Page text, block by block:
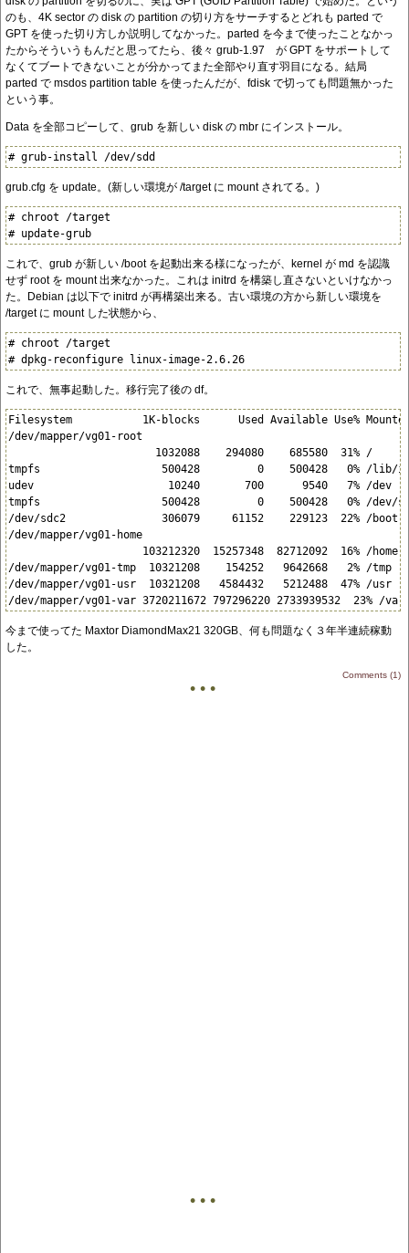
のも、4K sector の disk の partition の切り方をサーチするとどれも parted で
GPT を使った切り方しか説明してなかった。parted を今まで使ったことなかっ
たからそういうもんだと思ってたら、後々 grub-1.97 が GPT をサポートして
なくてブートできないことが分かってまた全部やり直す羽目になる。結局
parted で msdos partition table を使ったんだが、fdisk で切っても問題無かった
という事。
Data を全部コピーして、grub を新しい disk の mbr にインストール。
grub.cfg を update。(新しい環境が /target に mount されてる。)
# chroot /target
これで、grub が新しい /boot を起動出来る様になったが、kernel が md を認識
せず root を mount 出来なかった。これは initrd を構築し直さないといけなかっ
た。Debian は以下で initrd が再構築出来る。古い環境の方から新しい環境を
/target に mount した状態から、
# chroot /target
これで、無事起動した。移行完了後の df。
Filesystem           1K-blocks      Used Available Use%
/dev/mapper/vg01-root
                       1032088    294080    685580  31% /
tmpfs                   500428         0    500428   0% /lib/
udev                     10240       700      9540   7% /dev
tmpfs                   500428         0    500428   0% /dev/
/dev/sdc2               306079     61152    229123  22% /boot
/dev/mapper/vg01-home
                     103212320  15257348  82712092  16% /home
/dev/mapper/vg01-tmp  10321208    154252   9642668   2% /tmp
/dev/mapper/vg01-usr  10321208   4584432   5212488  47% /usr
今まで使ってた Maxtor DiamondMax21 320GB、何も問題なく３年半連続稼動
した。
Comments (1)
• • •
• • •